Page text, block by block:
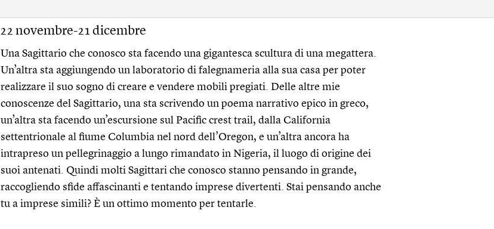
22 novembre-21 dicembre
Una Sagittario che conosco sta facendo una gigantesca scultura di una megattera.
Un’altra sta aggiungendo un laboratorio di falegnameria alla sua casa per poter
realizzare il suo sogno di creare e vendere mobili pregiati. Delle altre mie
conoscenze del Sagittario, una sta scrivendo un poema narrativo epico in greco,
un’altra sta facendo un’escursione sul Pacific crest trail, dalla California
settentrionale al fiume Columbia nel nord dell’Oregon, e un’altra ancora ha
intrapreso un pellegrinaggio a lungo rimandato in Nigeria, il luogo di origine dei
suoi antenati. Quindi molti Sagittari che conosco stanno pensando in grande,
raccogliendo sfide affascinanti e tentando imprese divertenti. Stai pensando anche
tu a imprese simili? È un ottimo momento per tentarle.